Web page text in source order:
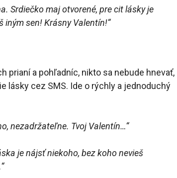
Srdiečko maj otvorené, pre cit lásky je
iným sen! Krásny Valentín!“
prianí a pohľadníc, nikto sa nebude hnevať,
lásky cez SMS. Ide o rýchly a jednoduchý
nezadržateľne. Tvoj Valentín…“
je nájsť niekoho, bez koho nevieš